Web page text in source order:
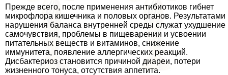
Прежде всего, после применения антибиотиков гибнет
микрофлора кишечника и пoлoвых органов. Результатами
нарушения баланса внутренней среды служат ухудшение
самочувствия, проблемы в пищеварении и усвоении
питательных веществ и витаминов, снижение
иммунитета, появление аллергических реакций.
Дисбактериоз становится причиной диареи, потери
жизненного тонуса, отсутствия аппетита.